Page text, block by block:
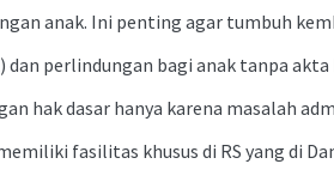
anak. Ini penting agar tumbuh
perlindungan bagi anak tanpa
hak dasar hanya karena masalah
fasilitas khusus di RS yang di